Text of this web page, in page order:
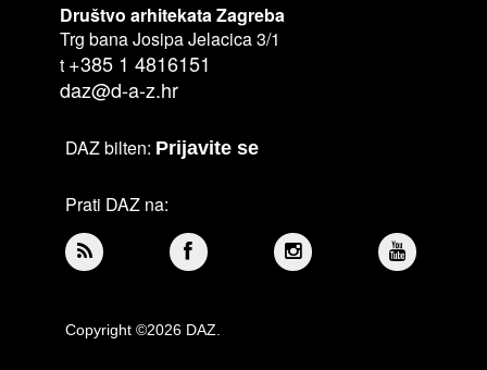
Društvo arhitekata Zagreba
Trg bana Josipa Jelacica 3/1
t +385 1 4816151
daz@d-a-z.hr
DAZ bilten: Prijavite se
Prati DAZ na:
Copyright ©2026 DAZ.